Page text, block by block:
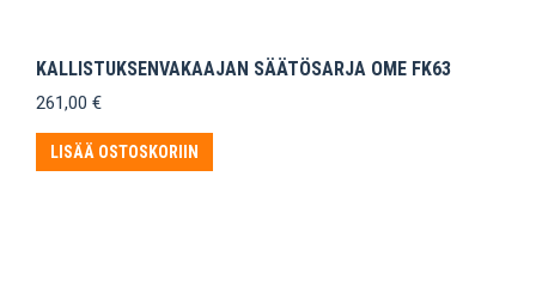
KALLISTUKSENVAKAAJAN SÄÄTÖSARJA OME FK63
261,00 €
LISÄÄ OSTOSKORIIN